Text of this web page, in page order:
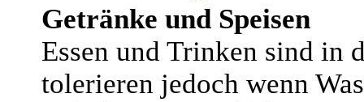
Getränke und Speisen
Essen und Trinken sind
tolerieren jedoch wenn